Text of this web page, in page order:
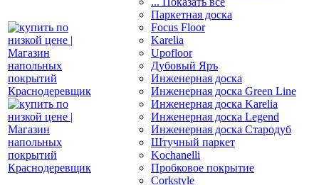
Паркетная доска
Focus Floor
Karelia
Upofloor
Дубовый Яръ
Инженерная доска
Инженерная доска Green Line
Инженерная доска Karelia
Инженерная доска Legend
Инженерная доска Стародуб
Штучный паркет
Kochanelli
Пробковое покрытие
Corkstyle